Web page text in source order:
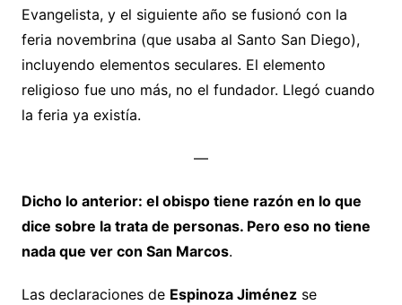
Evangelista, y el siguiente año se fusionó con la
feria novembrina (que usaba al Santo San Diego),
incluyendo elementos seculares. El elemento
religioso fue uno más, no el fundador. Llegó cuando
la feria ya existía.
—
Dicho lo anterior: el obispo tiene razón en lo que
dice sobre la trata de personas. Pero eso no tiene
nada que ver con San Marcos.
Las declaraciones de Espinoza Jiménezse